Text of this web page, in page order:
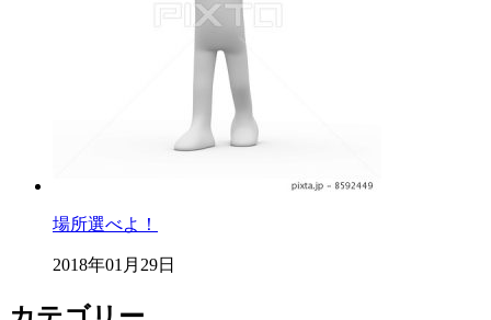
場所選べよ！
2018年01月29日